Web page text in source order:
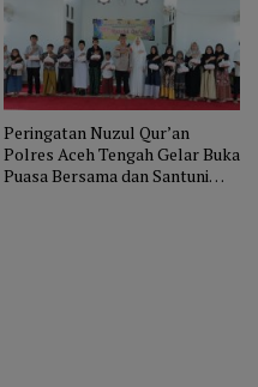
Peringatan Nuzul Qur’an
Polres Aceh Tengah Gelar Buka
Puasa Bersama dan Santuni